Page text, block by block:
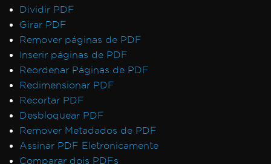
Dividir PDF
Girar PDF
Remover páginas de PDF
Inserir páginas de PDF
Reordenar Páginas de PDF
Redimensionar PDF
Recortar PDF
Desbloquear PDF
Remover Metadados de PDF
Assinar PDF Eletronicamente
Comparar dois PDFs